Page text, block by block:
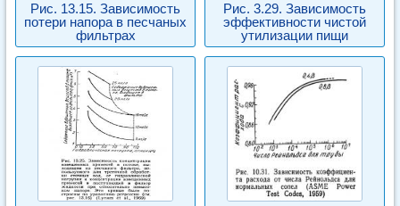
Рис. 13.15. Зависимость
потери напора в песчаных
фильтрах
Рис. 3.29. Зависимость
эффективности чистой
утилизации пищи